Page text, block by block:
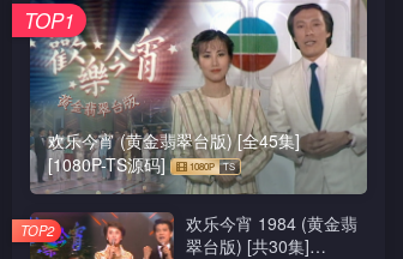
欢乐今宵 (黄金翡翠台版) [全45集]
[1080P-TS源码]
TOP1
欢乐今宵 1984 (黄金翡
翠台版) [共30集]
TOP2